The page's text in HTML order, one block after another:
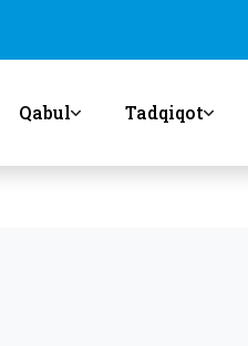
Qabul Tadqiqot